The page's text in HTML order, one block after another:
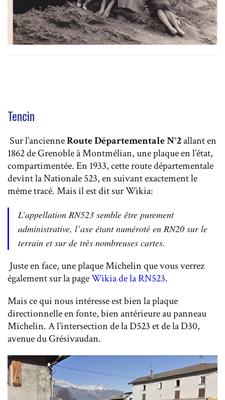
Tencin
Sur l’ancienneRoute Départementale N°2allant en
1862 de Grenoble à Montmélian, une plaque en l’état,
compartimentée. En 1933, cette route départementale
devînt la Nationale 523, en suivant exactement le
même tracé. Mais il est dit sur Wikia:
L’appellation RN523 semble être purement
administrative, l’axe étant numéroté en RN20 sur le
terrain et sur de très nombreuses cartes.
Juste en face, une plaque Michelin que vous verrez
également sur la pageWikia de la RN523.
Mais ce qui nous intéresse est bien la plaque
directionnelle en fonte, bien antérieure au panneau
Michelin. A l’intersection de la D523 et de la D30,
avenue du Grésivaudan.